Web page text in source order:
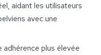
aidant les utilisateurs
avec une
adhérence plus élevée